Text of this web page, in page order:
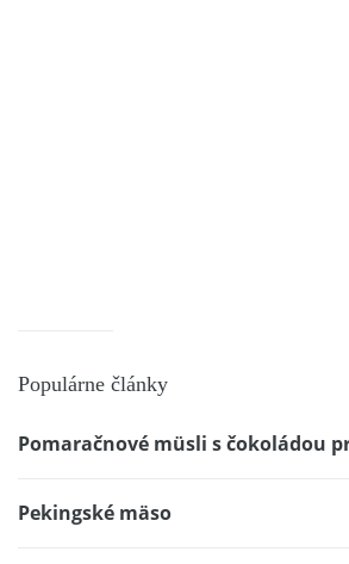
Populárne články
Pomaračnové müsli s čokoládou
Pekingské mäso